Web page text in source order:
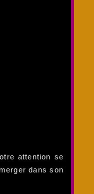
attention se
dans son